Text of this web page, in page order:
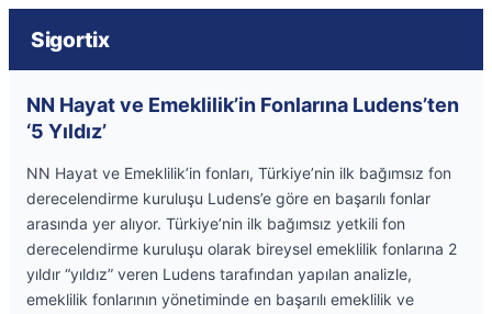
Sigortix
NN Hayat ve Emeklilik’in Fonlarına Ludens’ten
‘5 Yıldız’
NN Hayat ve Emeklilik’in fonları, Türkiye’nin ilk bağımsız fon
derecelendirme kuruluşu Ludens’e göre en başarılı fonlar
arasında yer alıyor. Türkiye’nin ilk bağımsız yetkili fon
derecelendirme kuruluşu olarak bireysel emeklilik fonlarına 2
yıldır “yıldız” veren Ludens tarafından yapılan analizle,
emeklilik fonlarının yönetiminde en başarılı emeklilik ve